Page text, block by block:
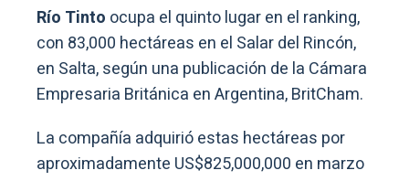
Río Tinto ocupa el quinto lugar en el ranking,
con 83,000 hectáreas en el Salar del Rincón,
en Salta, según una publicación de la Cámara
Empresaria Británica en Argentina, BritCham.
La compañía adquirió estas hectáreas por
aproximadamente US$825,000,000 en marzo